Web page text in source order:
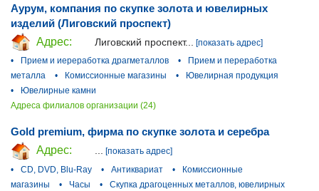
Аурум, компания по скупке золота и ювелирных
изделий (Лиговский проспект)
Адрес:
Лиговский проспект...
[показать адрес]
•
Прием и иереработка драгметаллов •
Прием и переработка
металла
• Комиссионные магазины •
Ювелирная продукция
•
Ювелирные камни
Адреса филиалов организации (24)
Gold premium, фирма по скупке золота и серебра
Адрес:
... [показать адрес]
•
CD, DVD, Blu-Ray • Антиквариат •
Комиссионные
магазины
• Часы •
Скупка драгоценных металлов, ювелирных